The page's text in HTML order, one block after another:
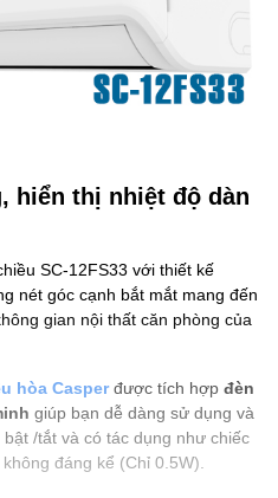
hiển thị nhiệt độ dàn
SC-12FS33 với thiết kế
nét góc cạnh bắt mắt mang đến
gian nội thất căn phòng của
hòa Casperđược tích hợp đèn
giúp bạn dễ dàng sử dụng và
/tắt và có tác dụng như chiếc
đáng kể (Chỉ 0.5W).